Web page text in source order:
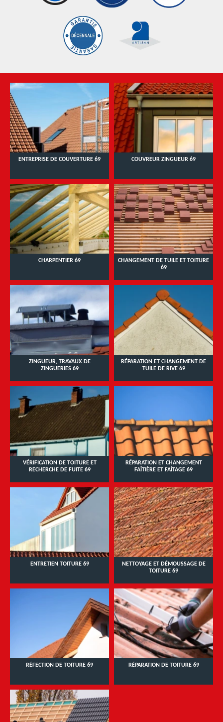
ENTREPRISE DE COUVERTURE 69 COUVREUR ZINGUEUR 69
CHARPENTIER 69
CHANGEMENT DE TUILE ET TOITURE
69
ZINGUEUR, TRAVAUX DE
ZINGUERIES 69
RÉPARATION ET CHANGEMENT DE
TUILE DE RIVE 69
VÉRIFICATION DE TOITURE ET
RECHERCHE DE FUITE 69
RÉPARATION ET CHANGEMENT
FAÎTIÈRE ET FAÎTAGE 69
ENTRETIEN TOITURE 69
NETTOYAGE ET DÉMOUSSAGE DE
TOITURE 69
RÉFECTION DE TOITURE 69 RÉPARATION DE TOITURE 69